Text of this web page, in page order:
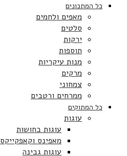
כל המתכונים
מאפים ולחמים
סלטים
ירקות
תוספות
מנות עיקריות
מרקים
צמחוני
ממרחים ורטבים
כל המתוקים
עוגות
עוגות בחושות
מאפינס וקאפקייקס
עוגות גבינה